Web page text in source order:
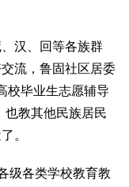
汉、回等各族群
流，鲁固社区居委
校毕业生志愿辅导
也教其他民族居民
。
级各类学校教育教